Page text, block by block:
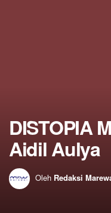
DISTOPIA
Aidil Aulya
Oleh Redaksi